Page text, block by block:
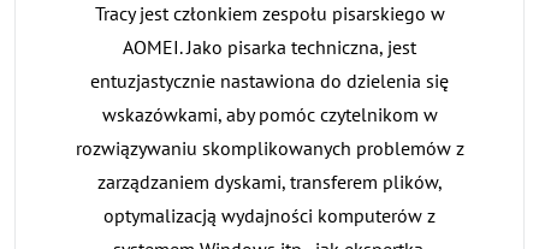
Tracy jest członkiem zespołu pisarskiego w
AOMEI. Jako pisarka techniczna, jest
entuzjastycznie nastawiona do dzielenia się
wskazówkami, aby pomóc czytelnikom w
rozwiązywaniu skomplikowanych problemów z
zarządzaniem dyskami, transferem plików,
optymalizacją wydajności komputerów z